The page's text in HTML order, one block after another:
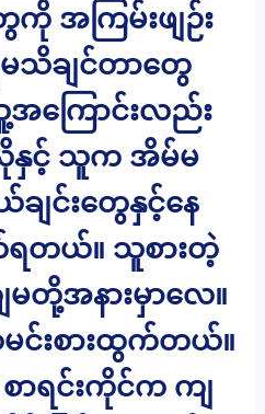
အကြမ်းဖျဉ်း
မသိချင်တာတွေ
သူ့အကြောင်းလည်း
နှင့် သူက အိမ်မ
ချင်းတွေနှင့်နေ
တယ်။ သူစားတဲ့
တို့အနားမှာလေ။
င်းစားထွက်တယ်။
ရင်းကိုင်က ကျ